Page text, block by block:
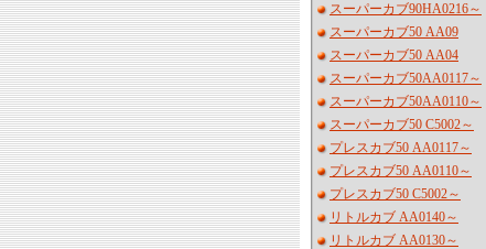
スーパーカブ90HA0216～
スーパーカブ50 AA09
スーパーカブ50 AA04
スーパーカブ50AA0117～
スーパーカブ50AA0110～
スーパーカブ50 C5002～
プレスカブ50 AA0117～
プレスカブ50 AA0110～
プレスカブ50 C5002～
リトルカブ AA0140～
リトルカブ AA0130～